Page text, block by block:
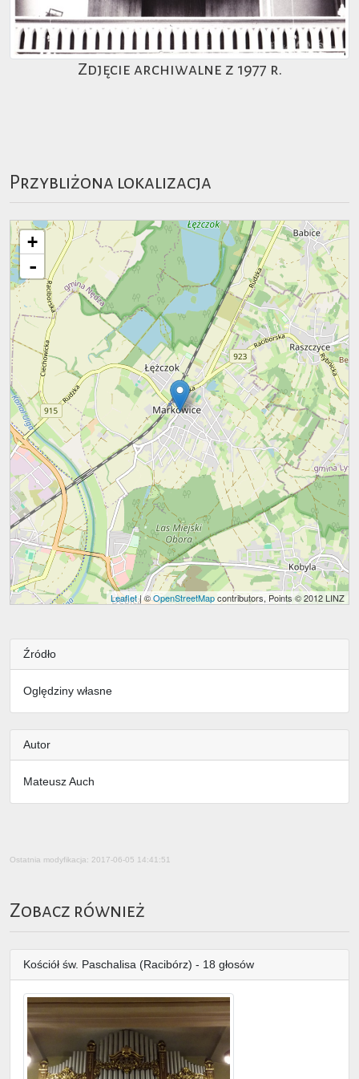
Zdjęcie archiwalne z 1977 r.
Przybliżona lokalizacja
+
-
Leaflet| ©OpenStreetMapcontributors, Points © 2012 LINZ
Źródło
Oględziny własne
Autor
Mateusz Auch
Ostatnia modyfikacja: 2017-06-05 14:41:51
Zobacz również
Kościół św. Paschalisa (Racibórz) - 18 głosów